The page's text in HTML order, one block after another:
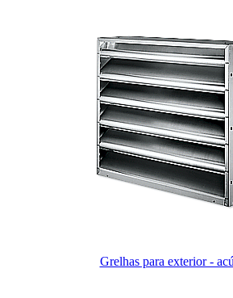
Grelhas para exterior -